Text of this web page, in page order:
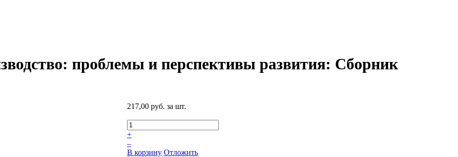
проблемы и перспективы развития: Сборник
217,00 руб. за шт.
+
–
В корзину Отложить